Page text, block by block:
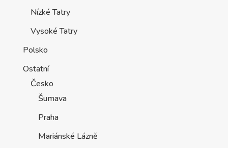
Nízké Tatry
Vysoké Tatry
Polsko
Ostatní
Česko
Šumava
Praha
Mariánské Lázně